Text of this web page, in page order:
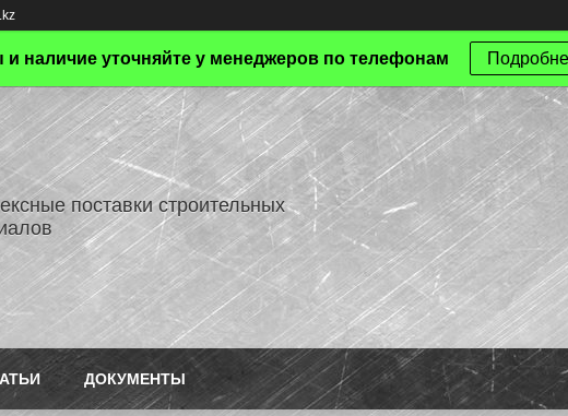
и наличие уточняйте у менеджеров по телефонам
поставки строительных
ДОКУМЕНТЫ